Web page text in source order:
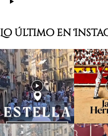
Lo último en